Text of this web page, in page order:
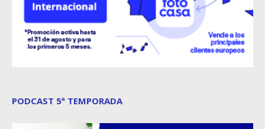
PODCAST 5ª TEMPORADA